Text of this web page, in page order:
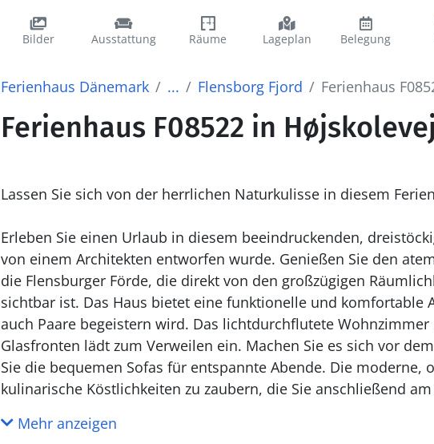
Bilder Ausstattung Räume Lageplan Belegung
Ferienhaus Dänemark ... Flensborg Fjord Ferienhaus
Ferienhaus F08522 in
Lassen Sie sich von der herrlichen Naturkulisse in diesem
Erleben Sie einen Urlaub in diesem beeindruckenden,
von einem Architekten entworfen wurde. Genießen Sie den
die Flensburger Förde, die direkt von den großzügigen
sichtbar ist. Das Haus bietet eine funktionelle und komfortable
auch Paare begeistern wird. Das lichtdurchflutete
Glasfronten lädt zum Verweilen ein. Machen Sie es sich vor
Sie die bequemen Sofas für entspannte Abende. Die moderne,
kulinarische Köstlichkeiten zu zaubern, die Sie anschließend
Mehr anzeigen